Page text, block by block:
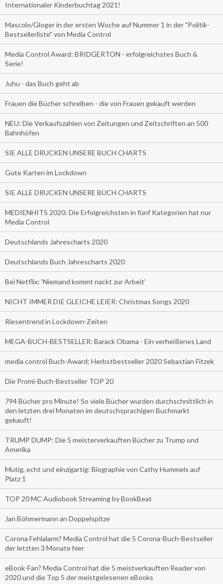
Internationaler Kinderbuchtag 2021!
Mascolo/Gloger in der ersten Woche auf Nummer 1 in der "Politik-
Bestsellerliste" von Media Control
Media Control Award: BRIDGERTON - erfolgreichstes Buch &
Serie!
Juhu - das Buch geht ab
Frauen die Bücher schreiben - die von Frauen gekauft werden
NEU: Die Verkaufszahlen von Zeitungen und Zeitschriften an 500
Bahnhöfen
SIE ALLE DRUCKEN UNSERE BUCH CHARTS
Gute Karten im Lockdown
SIE ALLE DRUCKEN UNSERE BUCH CHARTS
MEDIENHITS 2020: Die Erfolgreichsten in fünf Kategorien hat nur
Media Control
Deutschlands Jahrescharts 2020
Deutschlands Buch Jahrescharts 2020
Bei Netflix: 'Niemand kommt nackt zur Arbeit'
NICHT IMMER DIE GLEICHE LEIER: Christmas Songs 2020
Riesentrend in Lockdown-Zeiten
MEGA-BUCH-BESTSELLER: Barack Obama - Ein verheißenes Land
media control Buch-Award: Herbstbestseller 2020 Sebastian Fitzek
Die Promi-Buch-Bestseller TOP 20
794 Bücher pro Minute! So viele Bücher wurden durchschnittlich in
den letzten drei Monaten im deutschsprachigen Buchmarkt
gekauft!
TRUMP DUMP: Die 5 meisterverkauften Bücher zu Trump und
Amerika
Mutig, echt und einzigartig: Biographie von Cathy Hummels auf
Platz 1
TOP 20 MC Audiobook Streaming by BookBeat
Jan Böhmermann an Doppelspitze
Corona Fehlalarm? Media Control hat die 5 Corona-Buch-Bestseller
der letzten 3 Monate hier
eBook-Fan? Media Control hat die 5 meistverkauften Reader von
2020 und die Top 5 der meistgelesenen eBooks